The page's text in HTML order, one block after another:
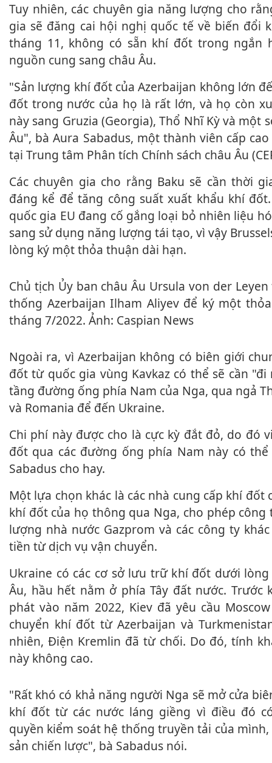
Tuy nhiên, các chuyên gia năng lượng cho rằng Azerbaijan, quốc
gia sẽ đăng cai hội nghị quốc tế về biến đổi
tháng 11, không có sẵn khí đốt trong ngắn
nguồn cung sang châu Âu.
"Sản lượng khí đốt của Azerbaijan không lớn đến thế. Nhu cầu khí
đốt trong nước của họ là rất lớn, và họ còn
này sang Gruzia (Georgia), Thổ Nhĩ Kỳ và một
Âu", bà Aura Sabadus, một thành viên cấp
tại Trung tâm Phân tích Chính sách châu Âu
Các chuyên gia cho rằng Baku sẽ cần thời gian và phải đầu tư
đáng kể để tăng công suất xuất khẩu khí
quốc gia EU đang cố gắng loại bỏ nhiên liệu
sang sử dụng năng lượng tái tạo, vì vậy
lòng ký một thỏa thuận dài hạn.
Chủ tịch Ủy ban châu Âu Ursula von der Leyen tới Baku gặp Tổng
thống Azerbaijan Ilham Aliyev để ký một
tháng 7/2022. Ảnh: Caspian News
Ngoài ra, vì Azerbaijan không có biên giới chung với Ukraine, khí
đốt từ quốc gia vùng Kavkaz có thể sẽ cần
tầng đường ống phía Nam của Nga, qua ngả
và Romania để đến Ukraine.
Chi phí này được cho là cực kỳ đắt đỏ, do đó việc vận chuyển khí
đốt qua các đường ống phía Nam này có
Sabadus cho hay.
Một lựa chọn khác là các nhà cung cấp khí đốt của Azerbaijan bán
khí đốt của họ thông qua Nga, cho phép công
lượng nhà nước Gazprom và các công ty
tiền từ dịch vụ vận chuyển.
Ukraine có các cơ sở lưu trữ khí đốt dưới lòng đất lớn nhất châu
Âu, hầu hết nằm ở phía Tây đất nước. Trước
phát vào năm 2022, Kiev đã yêu cầu
chuyển khí đốt từ Azerbaijan và
nhiên, Điện Kremlin đã từ chối. Do đó, tính
này không cao.
"Rất khó có khả năng người Nga sẽ mở cửa biên giới để tiếp nhận
khí đốt từ các nước láng giềng vì điều đó
quyền kiểm soát hệ thống truyền tải của
sản chiến lược", bà Sabadus nói.